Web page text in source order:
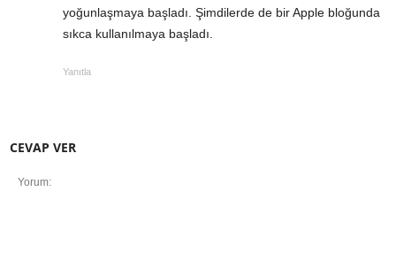
yoğunlaşmaya başladı. Şimdilerde de bir Apple bloğunda
sıkca kullanılmaya başladı.
Yanıtla
CEVAP VER